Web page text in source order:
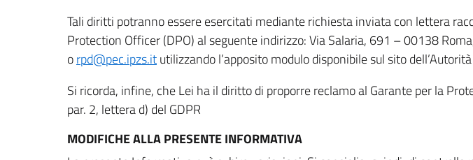
Tali diritti potranno essere esercitati mediante richiesta inviata con lettera
Protection Officer (DPO) al seguente indirizzo: Via Salaria, 691 – 00138
orpd@pec.ipzs.itutilizzando l’apposito modulo disponibile sul sito
Si ricorda, infine, che Lei ha il diritto di proporre reclamo al Garante per la
par. 2, lettera d) del GDPR
MODIFICHE ALLA PRESENTE INFORMATIVA